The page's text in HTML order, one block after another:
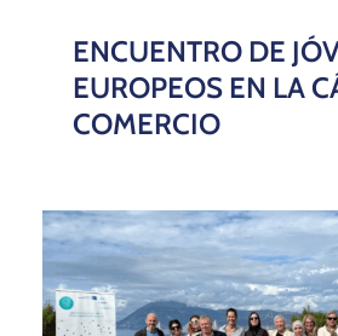
ENCUENTRO DE
EUROPEOS EN LA
COMERCIO